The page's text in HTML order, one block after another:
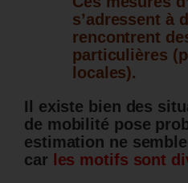
s’adressent à
rencontrent
particulières
locales).
Il existe bien des
de mobilité pose
estimation ne
car
les motifs sont